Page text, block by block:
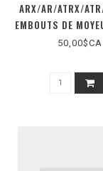
ARX/AR/ATRX/
EMBOUTS DE
DISQUE -
50,00$CA